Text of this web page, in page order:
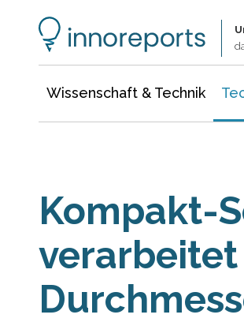
Wissenschaft & Technik
Kompakt-